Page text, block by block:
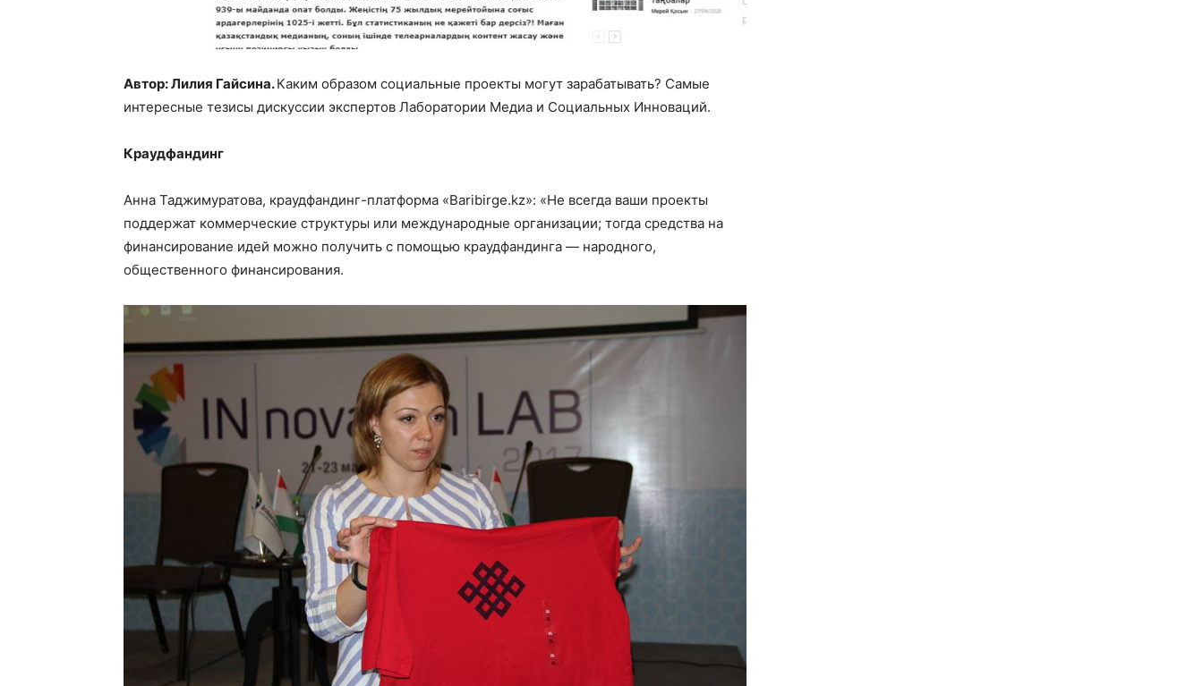
Автор: Лилия Гайсина.Каким образом социальные проекты могут зарабатывать? Самые
интересные тезисы дискуссии экспертов Лаборатории Медиа и Социальных Инноваций.
Краудфандинг
Анна Таджимуратова, краудфандинг-платформа «Baribirge.kz»: «Не всегда ваши проекты
поддержат коммерческие структуры или международные организации; тогда средства на
финансирование идей можно получить с помощью краудфандинга — народного,
общественного финансирования.